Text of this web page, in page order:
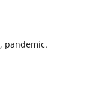
pandemic.